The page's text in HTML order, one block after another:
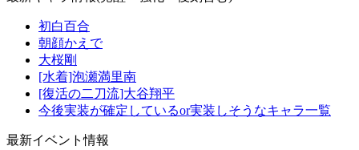
初白百合
朝顔かえで
大桜剛
[水着]泡瀬満里南
[復活の二刀流]大谷翔平
今後実装が確定しているor実装しそうなキャラ一覧
最新イベント情報